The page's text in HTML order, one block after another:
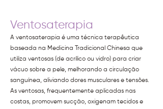
Ventosaterapia
A ventosaterapia é uma técnica terapêutica
baseada na Medicina Tradicional Chinesa que
utiliza ventosas (de acrílico ou vidro) para criar
vácuo sobre a pele, melhorando a circulação
sanguínea, aliviando dores musculares e tensões.
As ventosas, frequentemente aplicadas nas
costas, promovem sucção, oxigenam tecidos e